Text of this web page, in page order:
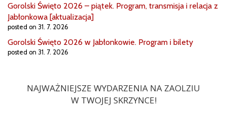
Gorolski Święto 2026 – piątek. Program, transmisja i relacja z
Jabłonkowa [aktualizacja]
posted on 31. 7. 2026
Gorolski Święto 2026 w Jabłonkowie. Program i bilety
posted on 31. 7. 2026
NAJWAŻNIEJSZE WYDARZENIA NA ZAOLZIU
W TWOJEJ SKRZYNCE!